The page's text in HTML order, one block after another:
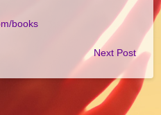
books
Next Post